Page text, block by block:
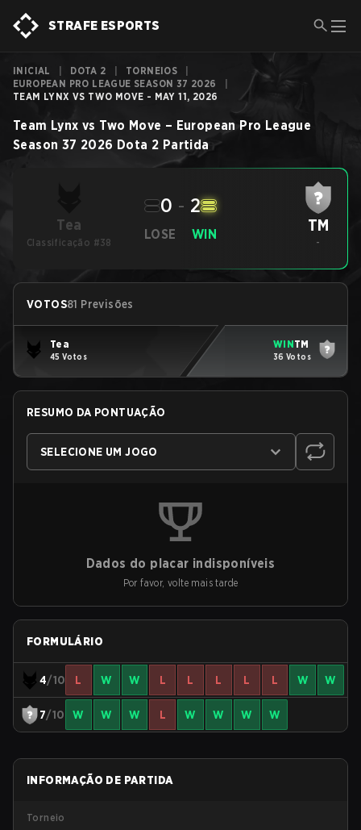
STRAFE ESPORTS
INICIAL DOTA 2 TORNEIOS
EUROPEAN PRO LEAGUE SEASON 37 2026
TEAM LYNX VS TWO MOVE - MAY 11, 2026
Team Lynx vs Two Move – European Pro League
Season 37 2026 Dota 2 Partida
Tea
Classificação #38
LOSE
0 - 2
WIN TM
-
VOTOS81 Previsões
Tea
45 Votos
WINTM
36 Votos
RESUMO DA PONTUAÇÃO
SELECIONE UM JOGO
Dados do placar indisponíveis
Por favor, volte mais tarde
FORMULÁRIO
4/10 L W W L L L L L W W
7/10 W W W L W W W W
INFORMAÇÃO DE PARTIDA
Torneio